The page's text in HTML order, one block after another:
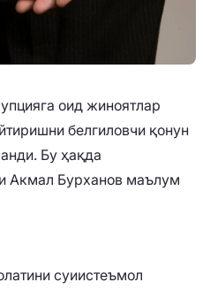
оид жиноятлар
белгиловчи қонун
Бу ҳақда
Акмал Бурханов маълум
суиистеъмол